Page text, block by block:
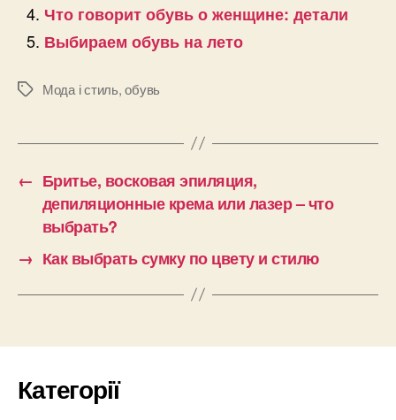
Что говорит обувь о женщине: детали
Выбираем обувь на лето
ПозначкиМода і стиль,обувь
← Бритье, восковая эпиляция,
депиляционные крема или лазер – что
выбрать?
→ Как выбрать сумку по цвету и стилю
Категорії